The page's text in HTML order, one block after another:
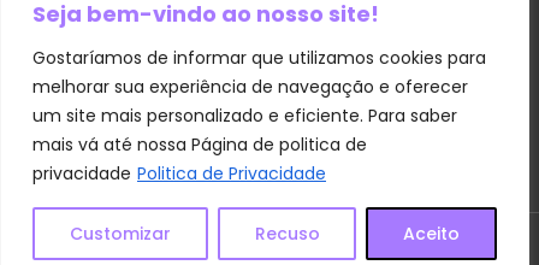
Seja bem-vindo ao nosso site!
Gostaríamos de informar que utilizamos cookies para
melhorar sua experiência de navegação e oferecer
um site mais personalizado e eficiente. Para saber
mais vá até nossa Página de politica de
privacidade Politica de Privacidade
Customizar Recuso Aceito
Contato
Política de Privacidade
Sobre Nós
Termos e Condições
Transparência